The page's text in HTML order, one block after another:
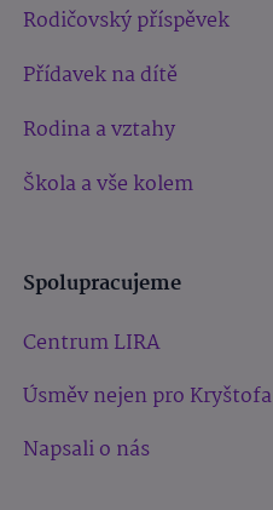
Rodičovský příspěvek
Přídavek na dítě
Rodina a vztahy
Škola a vše kolem
Spolupracujeme
Centrum LIRA
Úsměv nejen pro Kryštofa
Napsali o nás